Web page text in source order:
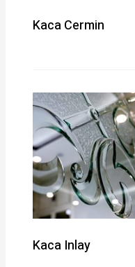
Kaca Cermin
Kaca Inlay